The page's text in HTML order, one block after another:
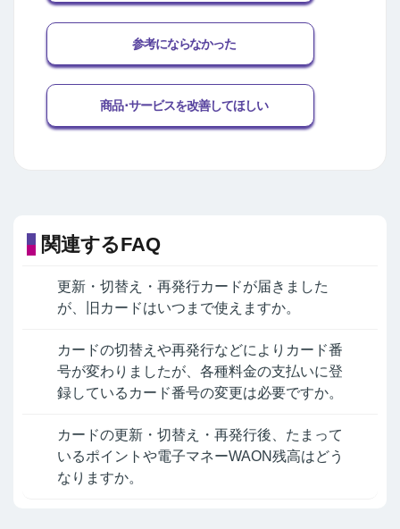
参考にならなかった
商品･サービスを改善してほしい
関連するFAQ
更新・切替え・再発行カードが届きました
が、旧カードはいつまで使えますか。
カードの切替えや再発行などによりカード番
号が変わりましたが、各種料金の支払いに登
録しているカード番号の変更は必要ですか。
カードの更新・切替え・再発行後、たまって
いるポイントや電子マネーWAON残高はどう
なりますか。